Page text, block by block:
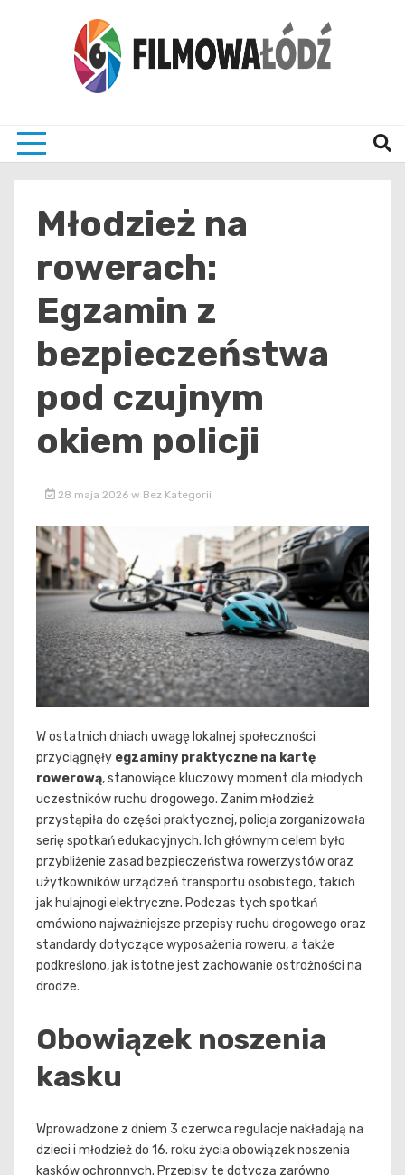
Młodzież na
rowerach:
Egzamin z
bezpieczeństwa
pod czujnym
okiem policji
28 maja 2026 w Bez Kategorii
W ostatnich dniach uwagę lokalnej społeczności
przyciągnęły egzaminy praktyczne na kartę
rowerową, stanowiące kluczowy moment dla młodych
uczestników ruchu drogowego. Zanim młodzież
przystąpiła do części praktycznej, policja zorganizowała
serię spotkań edukacyjnych. Ich głównym celem było
przybliżenie zasad bezpieczeństwa rowerzystów oraz
użytkowników urządzeń transportu osobistego, takich
jak hulajnogi elektryczne. Podczas tych spotkań
omówiono najważniejsze przepisy ruchu drogowego oraz
standardy dotyczące wyposażenia roweru, a także
podkreślono, jak istotne jest zachowanie ostrożności na
drodze.
Obowiązek noszenia
kasku
Wprowadzone z dniem 3 czerwca regulacje nakładają na
dzieci i młodzież do 16. roku życia obowiązek noszenia
kasków ochronnych. Przepisy te dotyczą zarówno